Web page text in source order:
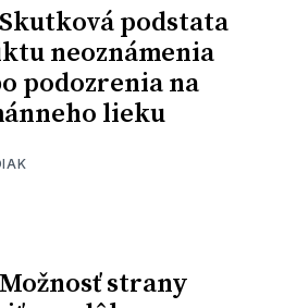
podstata
neoznámenia
podozrenia na
lieku
strany